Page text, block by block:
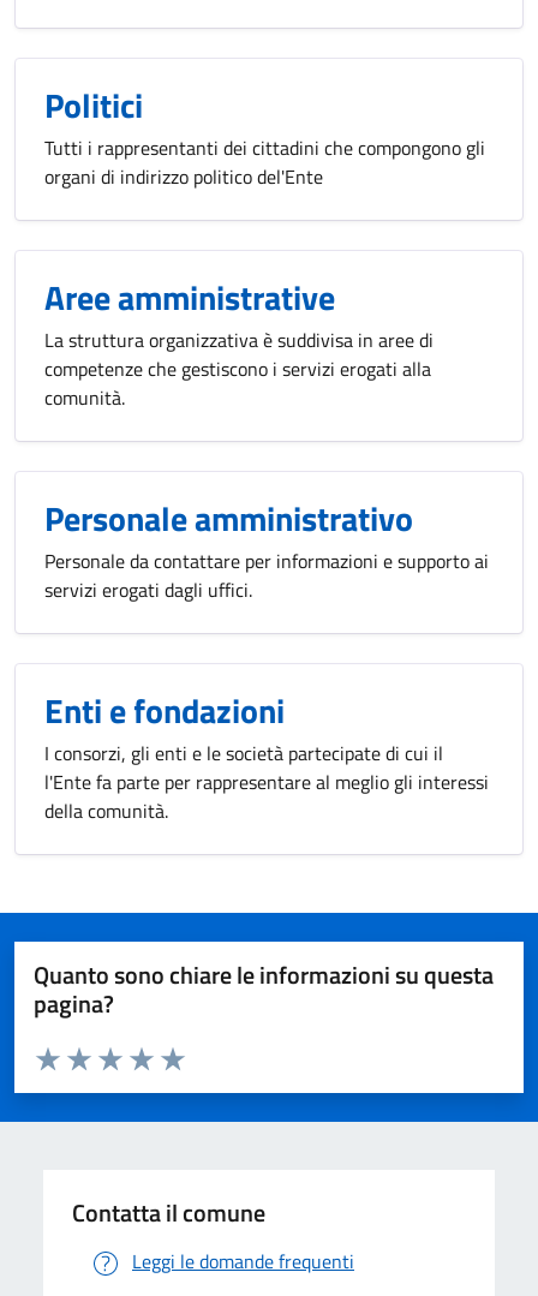
Politici
Tutti i rappresentanti dei cittadini che compongono gli
organi di indirizzo politico del'Ente
Aree amministrative
La struttura organizzativa è suddivisa in aree di
competenze che gestiscono i servizi erogati alla
comunità.
Personale amministrativo
Personale da contattare per informazioni e supporto ai
servizi erogati dagli uffici.
Enti e fondazioni
I consorzi, gli enti e le società partecipate di cui il
l'Ente fa parte per rappresentare al meglio gli interessi
della comunità.
Quanto sono chiare le informazioni su questa
pagina?
Valuta da 1 a 5 stelle la pagina
Valuta 5 stelle su 5
Valuta 4 stelle su 5
Valuta 3 stelle su 5
Valuta 2 stelle su 5
Valuta 1 stelle su 5
Contatta il comune
Leggi le domande frequenti